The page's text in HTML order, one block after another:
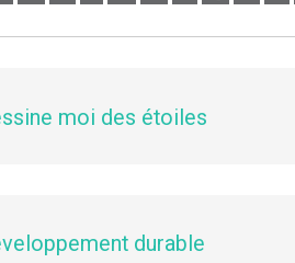
moi des étoiles
durable